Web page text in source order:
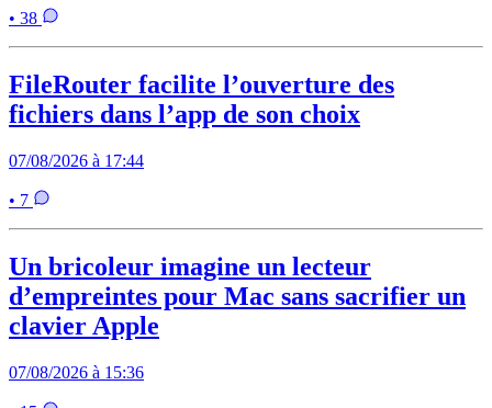
• 38
FileRouter facilite l’ouverture des
fichiers dans l’app de son choix
07/08/2026 à 17:44
• 7
Un bricoleur imagine un lecteur
d’empreintes pour Mac sans sacrifier un
clavier Apple
07/08/2026 à 15:36